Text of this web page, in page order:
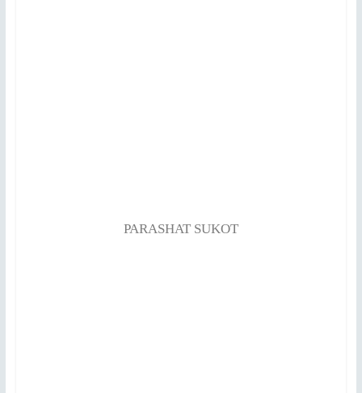
PARASHAT SUKOT